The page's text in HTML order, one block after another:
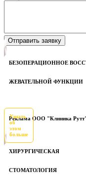
БЕЗОПЕРАЦИОННОЕ
ЖЕВАТЕЛЬНОЙ ФУНКЦИИ
Реклама ООО "Клиника
Узнать
об
этом
больше
ХИРУРГИЧЕСКАЯ
СТОМАТОЛОГИЯ